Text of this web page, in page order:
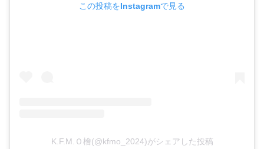
この投稿をInstagramで見る
K.F.M.Ｏ檜(@kfmo_2024)がシェアした投稿